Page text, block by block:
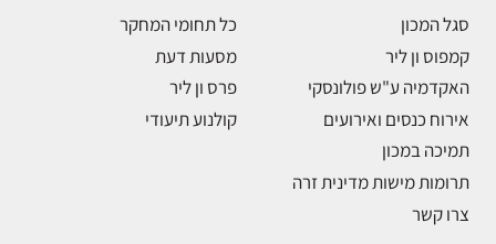
סגל המכון
קמפוס ון ליר
האקדמיה ע"ש פולונסקי
אירוח כנסים ואירועים
תמיכה במכון
תרומות מישות מדינית זרה
צרו קשר
כל תחומי המחקר
מסעות דעת
פרס ון ליר
קולנוע תיעודי